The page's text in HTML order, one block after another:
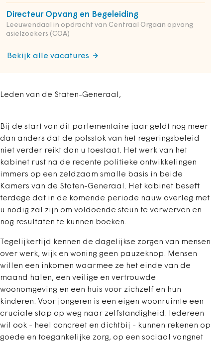
Directeur Opvang en Begeleiding
Leeuwendaal in opdracht van Centraal Orgaan opvang
asielzoekers (COA)
Bekijk alle vacatures
Leden van de Staten-Generaal,
Bij de start van dit parlementaire jaar geldt nog meer
dan anders dat de polsstok van het regeringsbeleid
niet verder reikt dan u toestaat. Het werk van het
kabinet rust na de recente politieke ontwikkelingen
immers op een zeldzaam smalle basis in beide
Kamers van de Staten-Generaal. Het kabinet beseft
terdege dat in de komende periode nauw overleg met
u nodig zal zijn om voldoende steun te verwerven en
nog resultaten te kunnen boeken.
Tegelijkertijd kennen de dagelijkse zorgen van mensen
over werk, wijk en woning geen pauzeknop. Mensen
willen een inkomen waarmee ze het einde van de
maand halen, een veilige en vertrouwde
woonomgeving en een huis voor zichzelf en hun
kinderen. Voor jongeren is een eigen woonruimte een
cruciale stap op weg naar zelfstandigheid. Iedereen
wil ook - heel concreet en dichtbij - kunnen rekenen op
goede en toegankelijke zorg, op een sociaal vangnet